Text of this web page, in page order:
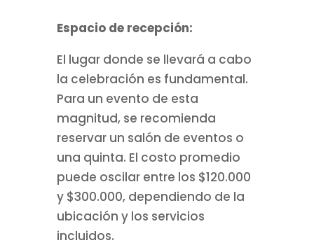
Espacio de recepción:
El lugar donde se llevará a cabo
la celebración es fundamental.
Para un evento de esta
magnitud, se recomienda
reservar un salón de eventos o
una quinta. El costo promedio
puede oscilar entre los $120.000
y $300.000, dependiendo de la
ubicación y los servicios
incluidos.